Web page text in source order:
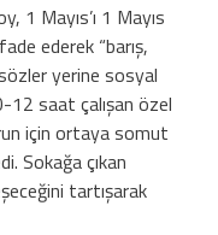
1 Mayıs’ı 1 Mayıs
ederek “barış,
yerine sosyal
12 saat çalışan özel
için ortaya somut
Sokağa çıkan
tartışarak